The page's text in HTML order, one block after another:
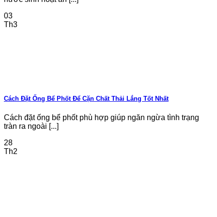
03
Th3
Cách Đặt Ống Bể Phốt Để Cặn Chất Thải Lắng Tốt Nhất
Cách đặt ống bể phốt phù hợp giúp ngăn ngừa tình trạng
tràn ra ngoài [...]
28
Th2